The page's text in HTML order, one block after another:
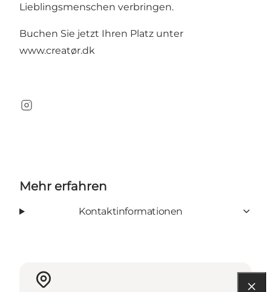
Lieblingsmenschen verbringen.
Buchen Sie jetzt Ihren Platz unter
www.creatør.dk
Instagram
Mehr erfahren
Kontaktinformationen